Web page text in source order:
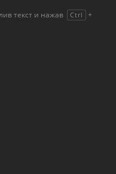
текст и нажав Ctrl +